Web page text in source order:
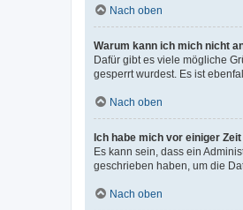
Nach oben
Warum kann ich mich nicht
Dafür gibt es viele mögliche
gesperrt wurdest. Es ist
Nach oben
Ich habe mich vor einiger
Es kann sein, dass ein
geschrieben haben, um die
Nach oben